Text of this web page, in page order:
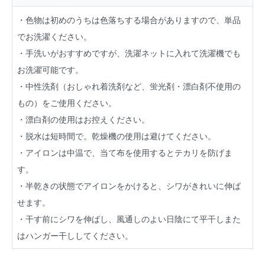
・色物は初めのうちは色落ちする場合がありますので、単品
でお洗濯ください。
・手洗いがおすすめですが、洗濯ネットに入れて洗濯機でも
お洗濯可能です。
・中性洗剤（おしゃれ着洗剤など、蛍光剤・漂白剤不使用の
もの）をご使用ください。
・漂白剤の使用はお控えください。
・脱水は短時間で。乾燥機の使用は避けてください。
・アイロンは中温で、当て布を使用するとテカリを防げま
す。
・半乾きの状態でアイロンをかけると、シワがきれいに伸ば
せます。
・干す前にシワを伸ばし、風通しのよい日陰にて平干しまた
はハンガー干ししてください。